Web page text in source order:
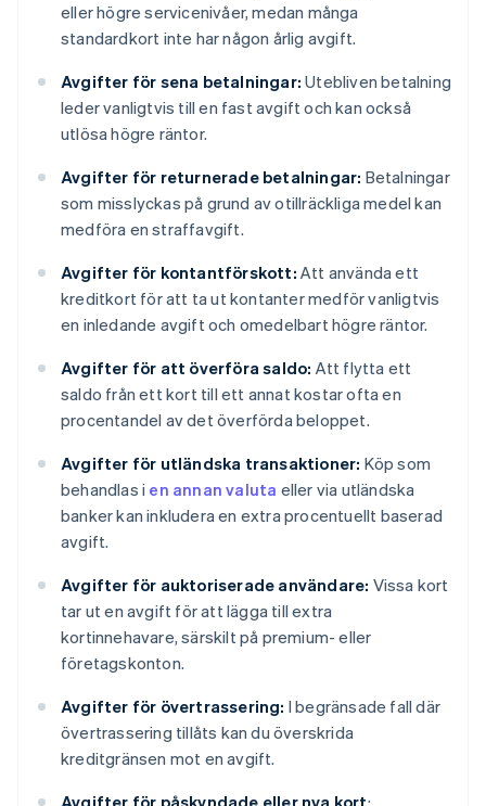
eller högre servicenivåer, medan många
standardkort inte har någon årlig avgift.
Avgifter för sena betalningar: Utebliven betalning
leder vanligtvis till en fast avgift och kan också
utlösa högre räntor.
Avgifter för returnerade betalningar: Betalningar
som misslyckas på grund av otillräckliga medel kan
medföra en straffavgift.
Avgifter för kontantförskott: Att använda ett
kreditkort för att ta ut kontanter medför vanligtvis
en inledande avgift och omedelbart högre räntor.
Avgifter för att överföra saldo: Att flytta ett
saldo från ett kort till ett annat kostar ofta en
procentandel av det överförda beloppet.
Avgifter för utländska transaktioner: Köp som
behandlas i en annan valuta eller via utländska
banker kan inkludera en extra procentuellt baserad
avgift.
Avgifter för auktoriserade användare: Vissa kort
tar ut en avgift för att lägga till extra
kortinnehavare, särskilt på premium- eller
företagskonton.
Avgifter för övertrassering: I begränsade fall där
övertrassering tillåts kan du överskrida
kreditgränsen mot en avgift.